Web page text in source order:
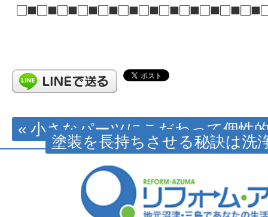
« 小さなパーツにこだわって個性
塗装を長持ちさせる秘訣は洗